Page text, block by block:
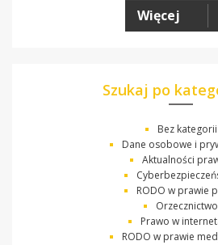
Więcej
Szukaj po
Bez kategorii
Dane osobowe i
Aktualności
RODO w prawie
Orzecznictwo
Prawo w
RODO w prawie